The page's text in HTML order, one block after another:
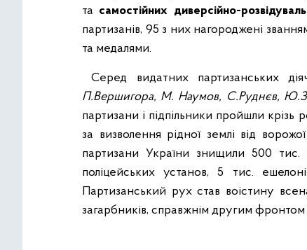
та самостійних диверсійно-
партизанів, 95 з них нагороджені
та медалями.
Серед видатних партизанських
П.Вершигора, М. Наумов, С.Руднєв,
партизани і підпільники пройшли
за визволення рідної землі від
партизани України знищили 500 тис.
поліцейських установ, 5 тис.
Партизанський рух став воістину
загарбників, справжнім другим фронтом